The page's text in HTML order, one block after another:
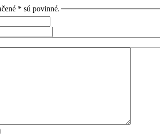
* sú povinné.